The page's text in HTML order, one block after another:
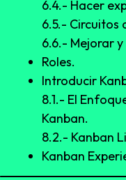
6.4.- Hacer
6.5.- Circuitos
6.6.- Mejorar
Roles.
Introducir
8.1.- El
Kanban.
8.2.- Kanban
Kanban